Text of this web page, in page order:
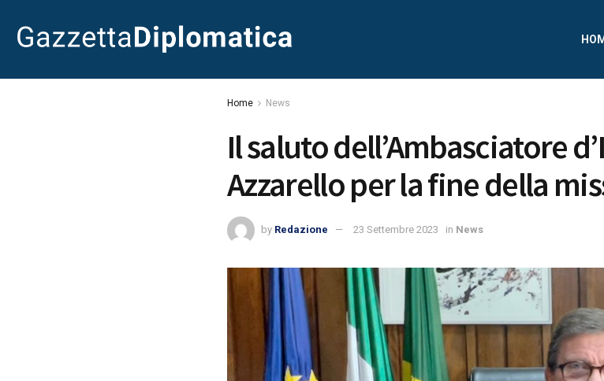
Home News
Il saluto dell’Ambasciatore
Azzarello per la fine della
by Redazione 23 Settembre 2023 in News